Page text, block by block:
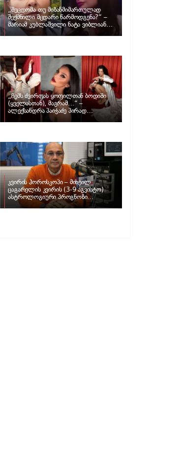
„შეცდომა თუ მიზანმიმართულად
შექმნილი მცდარი წარმოდგენა?“ –
მარიამ კუბლაშვილი ნატა ვიბლიანის
საქმეზე ვიდეომიმართვას ავრცელებს
„ჩემს ძვირფას ყოფილთან ბოდიში
(ყველასთან), მაგრამ…“ –
ალექსანდრა პაიჭაძე პირად
კვირის ჰოროსკოპი – მიხეილ
ცაგარელის კვირის (3-9 აგვისტო)
ასტროლოგიური პროგნოზი
ზოდიაქოს ნიშნებისთვის